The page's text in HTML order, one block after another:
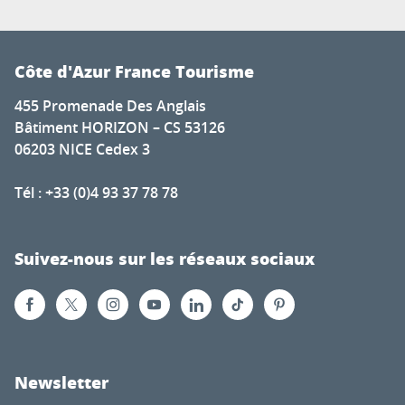
Côte d'Azur France Tourisme
455 Promenade Des Anglais
Bâtiment HORIZON – CS 53126
06203 NICE Cedex 3
Tél : +33 (0)4 93 37 78 78
Suivez-nous sur les réseaux sociaux
Newsletter